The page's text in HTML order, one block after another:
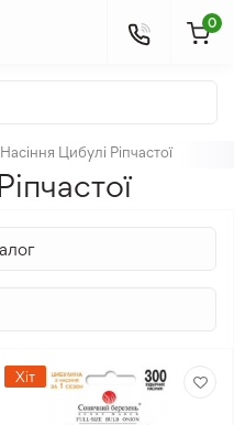
0
Насіння Цибулі Ріпчастої
Хіт